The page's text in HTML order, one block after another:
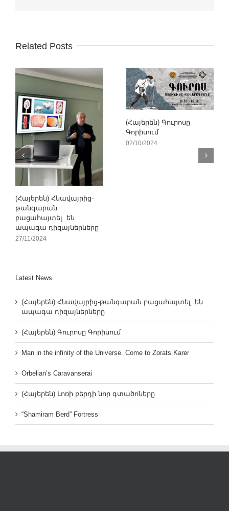
Related Posts
(Հայերեն) Հնավայրից-
թանգարան
բացահայտել են
ապագա դիզայներները
27/11/2024
(Հայերեն) Գուրոսը
Գորիսում
02/10/2024
Latest News
(Հայերեն) Հնավայրից-թանգարան բացահայտել են
ապագա դիզայներները
(Հայերեն) Գուրոսը Գորիսում
Man in the infinity of the Universe. Come to Zorats Karer
Orbelian’s Caravanserai
(Հայերեն) Լոռի բերդի նոր գտածոները
“Shamiram Berd” Fortress